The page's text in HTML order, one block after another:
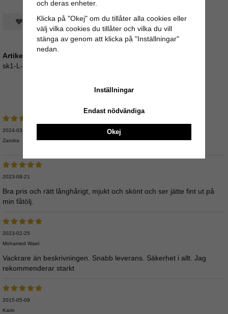
Spara som favorit
Artikelnummer:
sk1-L-120
5/5 baserat på
2024-03-16
Zandra
2023-08-21
Bra pris och rätt långhårigt, mjukt och skönt och ser jätte fint ut på
min fåtölj.
2023-02-25
Mohamed Wael
Vackrare än beskrivningen. Snabb leverans. Säkerhet i allt. Jag
rekommenderar starkt
2015-05-09
Karin
och deras enheter.
Klicka på "Okej" om du tillåter alla cookies eller
välj vilka cookies du tillåter och vilka du vill
stänga av genom att klicka på "Inställningar"
nedan.
Inställningar
Endast nödvändiga
Okej